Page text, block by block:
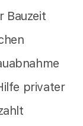
Bauzeit
privater